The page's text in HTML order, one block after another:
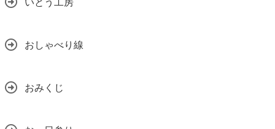
おしゃべり線
おみくじ